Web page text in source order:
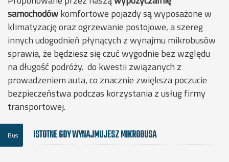
samochodówkomfortowe pojazdy są wyposażone w
klimatyzację oraz ogrzewanie postojowe, a szereg
innych udogodnień płynących z wynajmu mikrobusów
sprawia, że będziesz się czuć wygodnie bez względu
na długość podróży. do kwestii związanych z
prowadzeniem auta, co znacznie zwiększa poczucie
bezpieczeństwa podczas korzystania z usług firmy
transportowej.
Bus ISTOTNE GDY WYNAJMUJESZ MIKROBUSA